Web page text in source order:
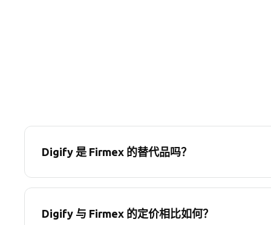
Digify 是 Firmex 的替代品吗？
Digify 与 Firmex 的定价相比如何？